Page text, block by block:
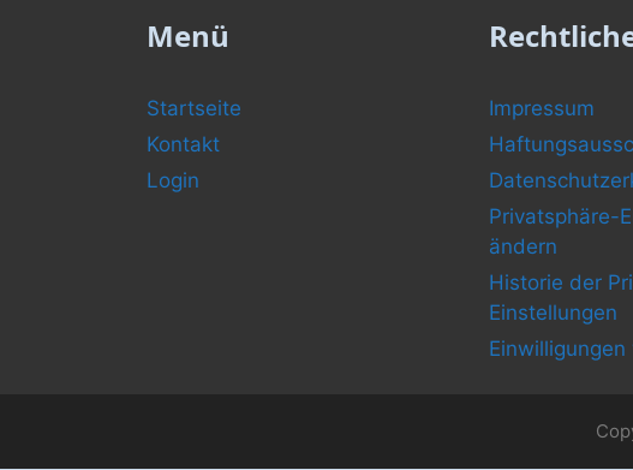
Menü
Startseite
Kontakt
Login
Impressum
Privatsphäre-
ändern
Historie der
Einstellungen